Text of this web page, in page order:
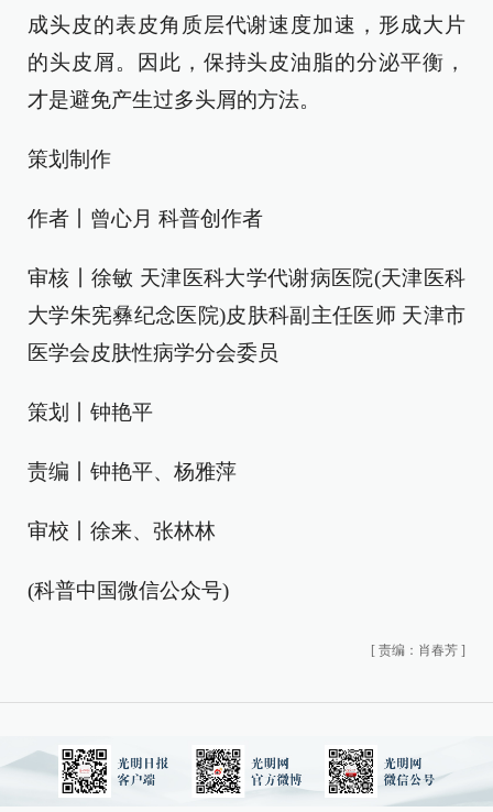
成头皮的表皮角质层代谢速度加速，形成大片
的头皮屑。因此，保持头皮油脂的分泌平衡，
才是避免产生过多头屑的方法。
策划制作
作者丨曾心月 科普创作者
审核丨徐敏 天津医科大学代谢病医院(天津医科
大学朱宪彝纪念医院)皮肤科副主任医师 天津市
医学会皮肤性病学分会委员
策划丨钟艳平
责编丨钟艳平、杨雅萍
审校丨徐来、张林林
(科普中国微信公众号)
[ 责编：肖春芳 ]